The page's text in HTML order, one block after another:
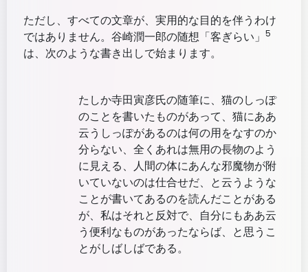
ただし、すべての文章が、実用的な目的を伴うわけ
ではありません。谷崎潤一郎の随想「客ぎらい」 5
は、次のような書き出しで始まります。
たしか寺田寅彦氏の随筆に、猫のしっぽ
のことを書いたものがあって、猫にああ
云うしっぽがあるのは何の用をなすのか
分らない、全くあれは無用の長物のよう
に見える、人間の体にあんな邪魔物が附
いていないのは仕合せだ、と云うような
ことが書いてあるのを読んだことがある
が、私はそれと反対で、自分にもああ云
う便利なものがあったならば、と思うこ
とがしばしばである。